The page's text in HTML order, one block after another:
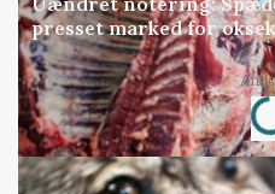
presset marked for